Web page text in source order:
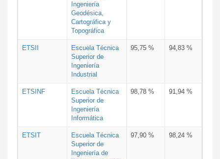
Ingeniería
Geodésica,
Cartográfica y
Topográfica
ETSII
Escuela Técnica
Superior de
Ingeniería
Industrial
95,75 % 94,83 %
ETSINF
Escuela Técnica
Superior de
Ingeniería
Informática
98,78 % 91,94 %
ETSIT
Escuela Técnica
Superior de
Ingeniería de
97,90 % 98,24 %